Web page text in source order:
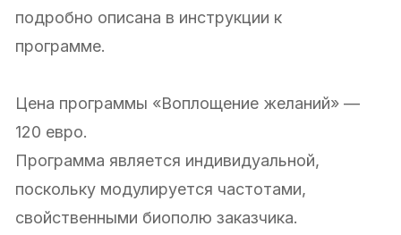
подробно описана в инструкции к
программе.
Цена программы «Воплощение желаний» —
120 евро.
Программа является индивидуальной,
поскольку модулируется частотами,
свойственными биополю заказчика.